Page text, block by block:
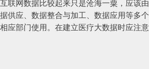
联网数据比较起来只是沧海一粟，应该由
供应、数据整合与加工、数据应用等多个
应部门使用。在建立医疗大数据时应注意